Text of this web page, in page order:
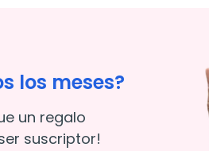
los meses?
un regalo
suscriptor!